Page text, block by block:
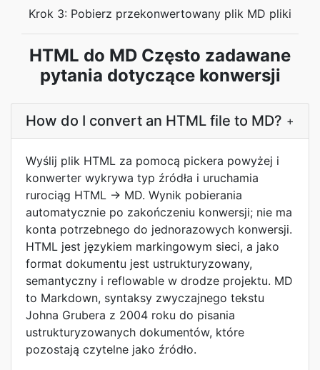
Krok 3: Pobierz przekonwertowany plik MD pliki
HTML do MD Często zadawane
pytania dotyczące konwersji
How do I convert an HTML file to MD? +
Wyślij plik HTML za pomocą pickera powyżej i
konwerter wykrywa typ źródła i uruchamia
rurociąg HTML → MD. Wynik pobierania
automatycznie po zakończeniu konwersji; nie ma
konta potrzebnego do jednorazowych konwersji.
HTML jest językiem markingowym sieci, a jako
format dokumentu jest ustrukturyzowany,
semantyczny i reflowable w drodze projektu. MD
to Markdown, syntaksy zwyczajnego tekstu
Johna Grubera z 2004 roku do pisania
ustrukturyzowanych dokumentów, które
pozostają czytelne jako źródło.